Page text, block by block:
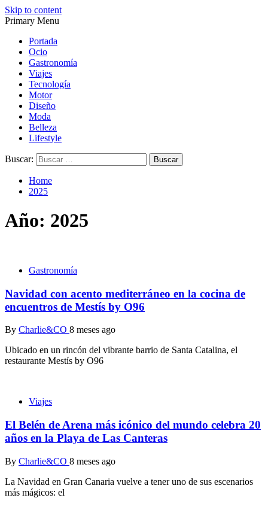
Skip to content
diseño…
diseño…
Primary Menu
Portada
Ocio
Gastronomía
Viajes
Tecnología
Motor
Diseño
Moda
Belleza
Lifestyle
Buscar:
Home
2025
Año: 2025
Gastronomía
Navidad con acento mediterráneo en la cocina de
encuentros de Mestís by O96
By Charlie&CO 8 meses ago
Ubicado en un rincón del vibrante barrio de Santa Catalina, el
restaurante Mestís by O96
Viajes
El Belén de Arena más icónico del mundo celebra 20
años en la Playa de Las Canteras
By Charlie&CO 8 meses ago
La Navidad en Gran Canaria vuelve a tener uno de sus escenarios
más mágicos: el